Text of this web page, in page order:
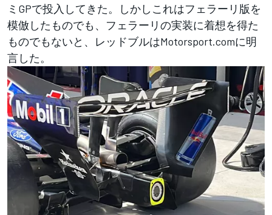
ミGPで投入してきた。しかしこれはフェラーリ版を
模倣したものでも、フェラーリの実装に着想を得た
ものでもないと、レッドブルはMotorsport.comに明
言した。